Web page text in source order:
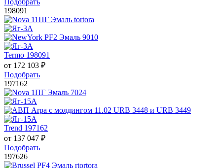
Подобрать
198091
Termo 198091
от 172 103 ₽
Подобрать
197162
Trend 197162
от 137 047 ₽
Подобрать
197626